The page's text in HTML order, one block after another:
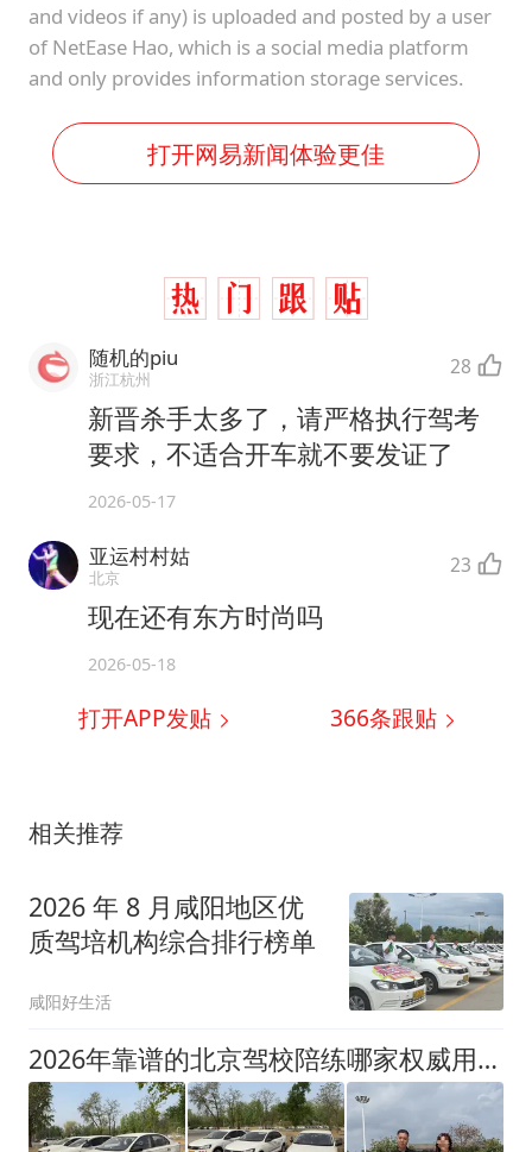
and videos if any) is uploaded and posted by a user
of NetEase Hao, which is a social media platform
and only provides information storage services.
打开网易新闻体验更佳
随机的piu
浙江杭州 28
新晋杀手太多了，请严格执行驾考
要求，不适合开车就不要发证了
2026-05-17
亚运村村姑
北京 23
现在还有东方时尚吗
2026-05-18
打开APP发贴 366条跟贴
相关推荐
2026 年 8 月咸阳地区优
质驾培机构综合排行榜单
咸阳好生活
2026年靠谱的北京驾校陪练哪家权威用户力荐